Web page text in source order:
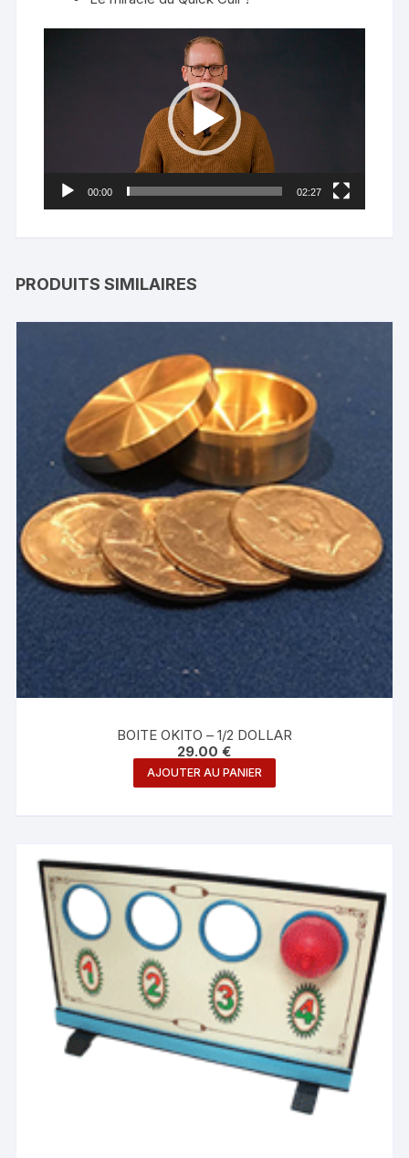
00:00 02:27
PRODUITS SIMILAIRES
BOITE OKITO – 1/2 DOLLAR
29.00€
AJOUTER AU PANIER